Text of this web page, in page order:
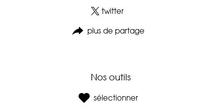
twitter
plus de partage
Nos outils
sélectionner